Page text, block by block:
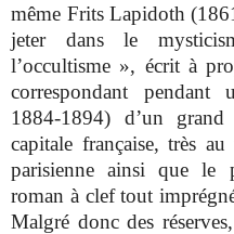
même Frits Lapidoth
jeter dans le
l’occultisme », écrit à
correspondant pendant
1884-1894) d’un
capitale française, très
parisienne ainsi que le
roman à clef tout
Malgré donc des